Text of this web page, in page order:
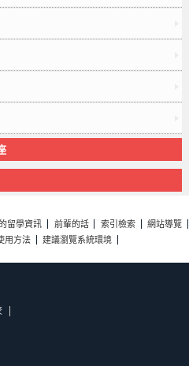
留學資訊 前輩的話 索引檢索
網站導覽
用方法 建議瀏覽系統環境